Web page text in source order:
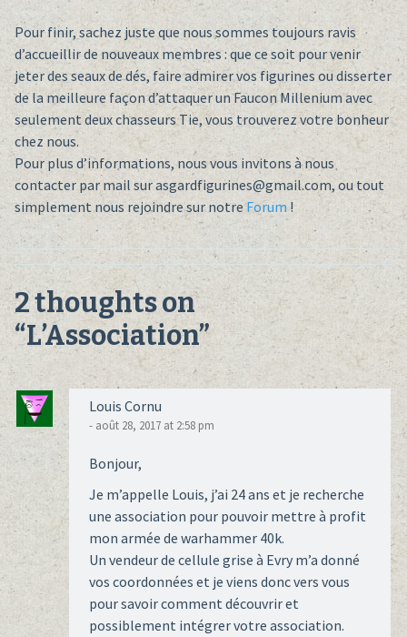
Pour finir, sachez juste que nous sommes toujours ravis
d’accueillir de nouveaux membres : que ce soit pour venir
jeter des seaux de dés, faire admirer vos figurines ou disserter
de la meilleure façon d’attaquer un Faucon Millenium avec
seulement deux chasseurs Tie, vous trouverez votre bonheur
chez nous.
Pour plus d’informations, nous vous invitons à nous
contacter par mail sur asgardfigurines@gmail.com, ou tout
simplement nous rejoindre sur notreForum !
2 thoughts on
“L’Association”
Louis Cornu
- août 28, 2017 at 2:58 pm
Bonjour,
Je m’appelle Louis, j’ai 24 ans et je recherche
une association pour pouvoir mettre à profit
mon armée de warhammer 40k.
Un vendeur de cellule grise à Evry m’a donné
vos coordonnées et je viens donc vers vous
pour savoir comment découvrir et
possiblement intégrer votre association.